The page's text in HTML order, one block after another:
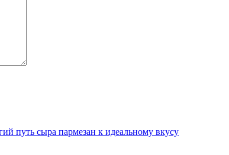
путь сыра пармезан к идеальному вкусу